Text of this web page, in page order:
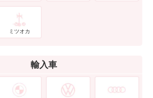
ミツオカ
輸入車